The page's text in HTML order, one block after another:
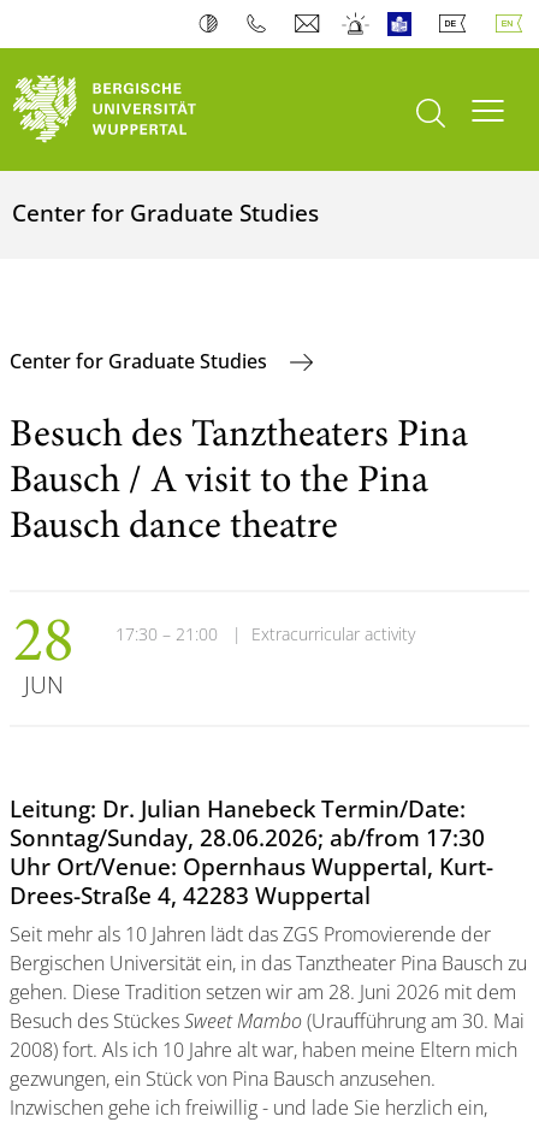
open search
Center for Graduate Studies
Center for Graduate Studies
Besuch des Tanztheaters Pina
Bausch / A visit to the Pina
Bausch dance theatre
28
JUN
17:30 – 21:00 | Extracurricular activity
Leitung: Dr. Julian Hanebeck Termin/Date:
Sonntag/Sunday, 28.06.2026; ab/from 17:30
Uhr Ort/Venue: Opernhaus Wuppertal, Kurt-
Drees-Straße 4, 42283 Wuppertal
Seit mehr als 10 Jahren lädt das ZGS Promovierende der
Bergischen Universität ein, in das Tanztheater Pina Bausch zu
gehen. Diese Tradition setzen wir am 28. Juni 2026 mit dem
Besuch des StückesSweet Mambo(Uraufführung am 30. Mai
2008) fort. Als ich 10 Jahre alt war, haben meine Eltern mich
gezwungen, ein Stück von Pina Bausch anzusehen.
Inzwischen gehe ich freiwillig - und lade Sie herzlich ein,